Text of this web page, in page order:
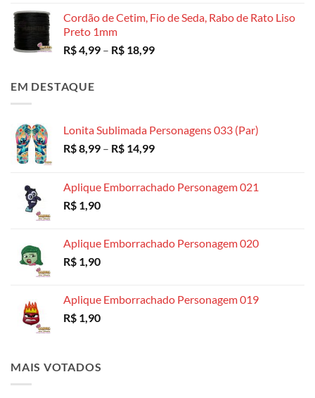
Cordão de Cetim, Fio de Seda, Rabo de Rato Liso
Preto 1mm
R$4,99 – R$ 18,99Faixa
EM DESTAQUE
Lonita Sublimada Personagens 033 (Par)
R$8,99 – R$ 14,99Faixa
R$ 8,99
Aplique Emborrachado Personagem 021
R$ 1,90
Aplique Emborrachado Personagem 020
R$ 1,90
Aplique Emborrachado Personagem 019
R$ 1,90
MAIS VOTADOS